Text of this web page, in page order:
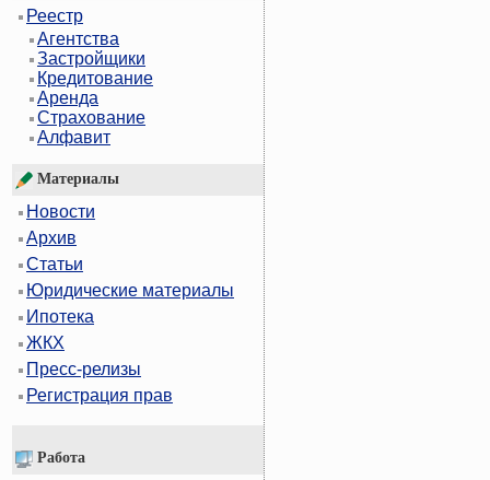
Реестр
Агентства
Застройщики
Кредитование
Аренда
Страхование
Алфавит
Материалы
Новости
Архив
Статьи
Юридические материалы
Ипотека
ЖКХ
Пресс-релизы
Регистрация прав
Работа